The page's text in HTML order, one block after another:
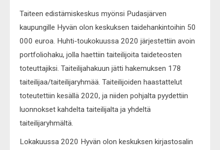
Taiteen edistämiskeskus myönsi Pudasjärven
kaupungille Hyvän olon keskuksen taidehankintoihin 50
000 euroa. Huhti-toukokuussa 2020 järjestettiin avoin
portfoliohaku, jolla haettiin taiteilijoita taideteosten
toteuttajiksi. Taiteilijahakuun jätti hakemuksen 178
taiteilijaa/taiteilijaryhmää. Taiteilijoiden haastattelut
toteutettiin kesällä 2020, ja niiden pohjalta pyydettiin
luonnokset kahdelta taiteilijalta ja yhdeltä
taiteilijaryhmältä.
Lokakuussa 2020 Hyvän olon keskuksen kirjastosalin